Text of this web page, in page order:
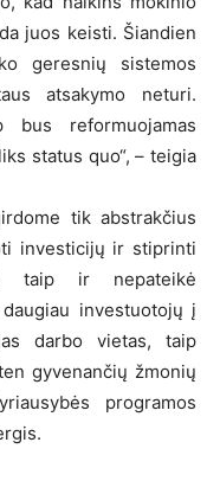
juos keisti. Šiandien
geresnių sistemos
atsakymo neturi.
bus reformuojamas
status quo“, – teigia
tik abstrakčius
investicijų ir stiprinti
taip ir nepateikė
investuotojų į
darbo vietas, taip
gyvenančių žmonių
programos